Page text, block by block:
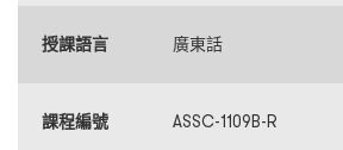
授課語言 廣東話
課程編號 ASSC-1109B-R